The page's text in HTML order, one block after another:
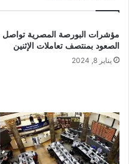
مؤشرات البورصة المصرية تواصل
الصعود بمنتصف تعاملات الإثنين
يناير 8, 2024